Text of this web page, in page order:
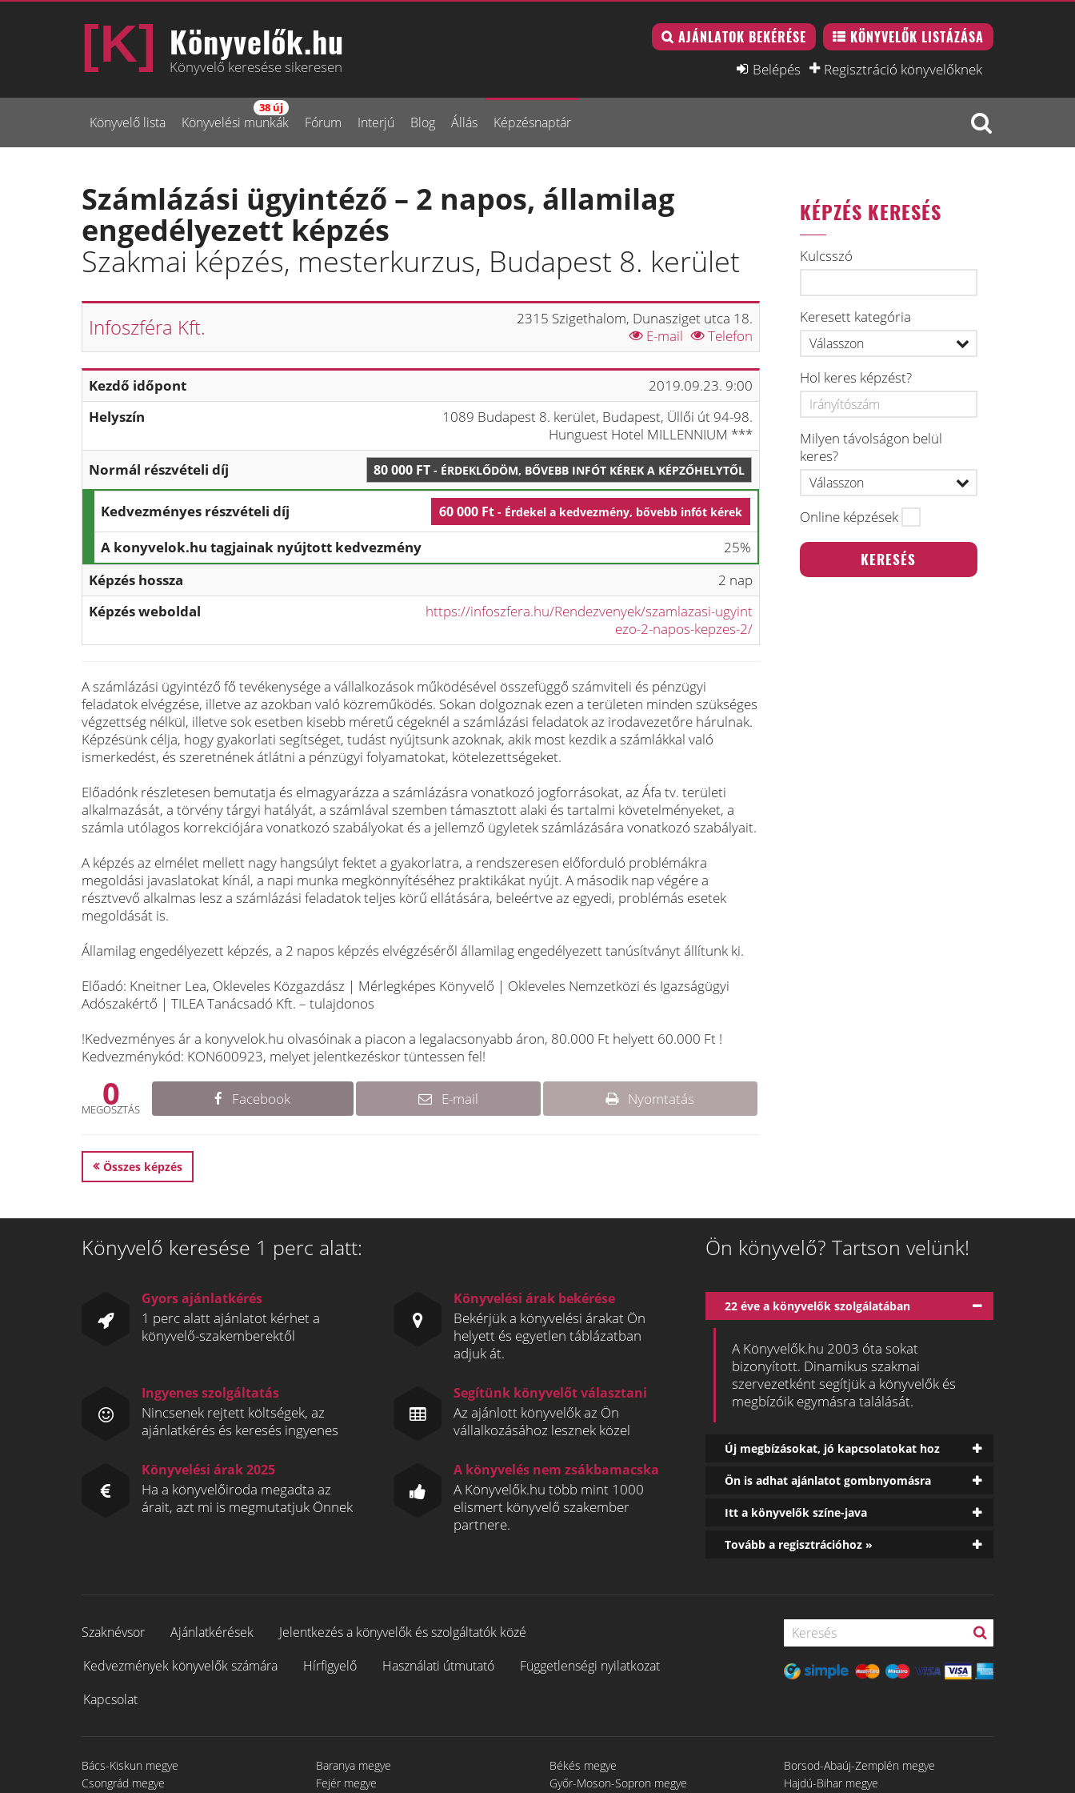
Könyvelők.hu
Könyvelő keresése sikeresen
AJÁNLATOK BEKÉRÉSE KÖNYVELŐK LISTÁZÁSA
Belépés Regisztráció könyvelőknek
Könyvelő lista Könyvelési munkák
38 új
Fórum Interjú Blog Állás Képzésnaptár
Számlázási ügyintéző – 2 napos, államilag
engedélyezett képzés
Szakmai képzés, mesterkurzus, Budapest 8. kerület
Infoszféra Kft.
2315 Szigethalom, Dunasziget utca 18.
E-mail
Telefon
Kezdő időpont
2019.09.23. 9:00
Helyszín
1089 Budapest 8. kerület, Budapest, Üllői út 94-98.
Hunguest Hotel MILLENNIUM ***
Normál részvételi díj
80 000 FT- ÉRDEKLŐDÖM, BŐVEBB INFÓT KÉREK A KÉPZŐHELYTŐL
Kedvezményes részvételi díj 60 000 Ft- Érdekel a kedvezmény, bővebb infót kérek
A konyvelok.hu tagjainak nyújtott kedvezmény
25%
Képzés hossza
2 nap
Képzés weboldal
https://infoszfera.hu/Rendezvenyek/szamlazasi-ugyint
ezo-2-napos-kepzes-2/
A számlázási ügyintéző fő tevékenysége a vállalkozások működésével összefüggő számviteli és pénzügyi
feladatok elvégzése, illetve az azokban való közreműködés. Sokan dolgoznak ezen a területen minden szükséges
végzettség nélkül, illetve sok esetben kisebb méretű cégeknél a számlázási feladatok az irodavezetőre hárulnak.
Képzésünk célja, hogy gyakorlati segítséget, tudást nyújtsunk azoknak, akik most kezdik a számlákkal való
ismerkedést, és szeretnének átlátni a pénzügyi folyamatokat, kötelezettségeket.
Előadónk részletesen bemutatja és elmagyarázza a számlázásra vonatkozó jogforrásokat, az Áfa tv. területi
alkalmazását, a törvény tárgyi hatályát, a számlával szemben támasztott alaki és tartalmi követelményeket, a
számla utólagos korrekciójára vonatkozó szabályokat és a jellemző ügyletek számlázására vonatkozó szabályait.
A képzés az elmélet mellett nagy hangsúlyt fektet a gyakorlatra, a rendszeresen előforduló problémákra
megoldási javaslatokat kínál, a napi munka megkönnyítéséhez praktikákat nyújt. A második nap végére a
résztvevő alkalmas lesz a számlázási feladatok teljes körű ellátására, beleértve az egyedi, problémás esetek
megoldását is.
Államilag engedélyezett képzés, a 2 napos képzés elvégzéséről államilag engedélyezett tanúsítványt állítunk ki.
Előadó: Kneitner Lea, Okleveles Közgazdász | Mérlegképes Könyvelő | Okleveles Nemzetközi és Igazságügyi
Adószakértő | TILEA Tanácsadó Kft. – tulajdonos
!Kedvezményes ár a konyvelok.hu olvasóinak a piacon a legalacsonyabb áron, 80.000 Ft helyett 60.000 Ft !
Kedvezménykód: KON600923, melyet jelentkezéskor tüntessen fel!
0
MEGOSZTÁS
Facebook E-mail Nyomtatás
Összes képzés
KÉPZÉS KERESÉS
Kulcsszó
Keresett kategória
Hol keres képzést?
Milyen távolságon belül
keres?
Online képzések
Könyvelő keresése 1 perc alatt:
Gyors ajánlatkérés
1 perc alatt ajánlatot kérhet a
könyvelő-szakemberektől
Könyvelési árak bekérése
Bekérjük a könyvelési árakat Ön
helyett és egyetlen táblázatban
adjuk át.
Ingyenes szolgáltatás
Nincsenek rejtett költségek, az
ajánlatkérés és keresés ingyenes
Segítünk könyvelőt választani
Az ajánlott könyvelők az Ön
vállalkozásához lesznek közel
Könyvelési árak 2025
Ha a könyvelőiroda megadta az
árait, azt mi is megmutatjuk Önnek
A könyvelés nem zsákbamacska
A Könyvelők.hu több mint 1000
elismert könyvelő szakember
partnere.
Ön könyvelő? Tartson velünk!
22 éve a könyvelők szolgálatában
A Könyvelők.hu 2003 óta sokat
bizonyított. Dinamikus szakmai
szervezetként segítjük a könyvelők és
megbízóik egymásra találását.
Új megbízásokat, jó kapcsolatokat hoz
Ön is adhat ajánlatot gombnyomásra
Itt a könyvelők színe-java
Tovább a regisztrációhoz »
Szaknévsor Ajánlatkérések
Jelentkezés a könyvelők és szolgáltatók közé
Kedvezmények könyvelők számára
Hírfigyelő Használati útmutató
Függetlenségi nyilatkozat
Kapcsolat
Bács-Kiskun megye Baranya megye Békés megye
Borsod-Abaúj-Zemplén megye
Csongrád megye
Fejér megye Győr-Moson-Sopron megye Hajdú-Bihar megye